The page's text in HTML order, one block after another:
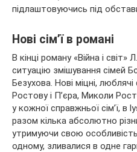
підлаштовуючись під
Нові сім’ї в романі
В кінці роману «Війна і
ситуацію змішування сімей
Безухова. Нові міцні,
Ростову і П’єра, Миколи
у кожної справжньої сім’ї,
разом кілька абсолютно
утримуючи свою
одному, зливалися в одне